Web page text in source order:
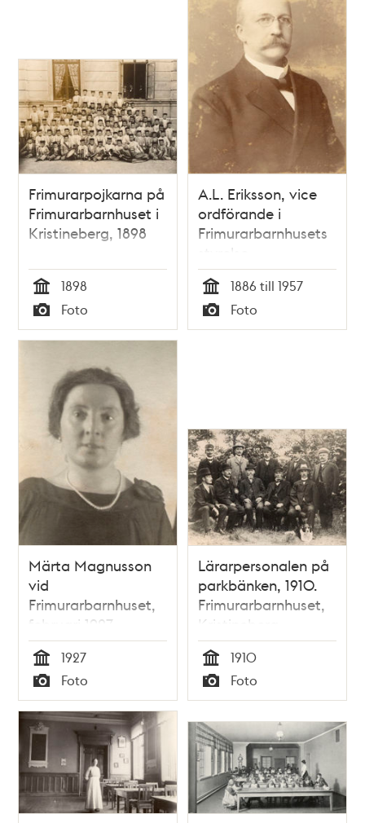
Frimurarpojkarna på
Frimurarbarnhuset i
Kristineberg, 1898
Tid
1898
Typ
Foto
A.L. Eriksson, vice
ordförande i
Frimurarbarnhusets
styrelse.
Tid
1886 till 1957
Typ
Foto
Märta Magnusson
vid
Frimurarbarnhuset,
februari 1927.
Tid
1927
Typ
Foto
Lärarpersonalen på
parkbänken, 1910.
Frimurarbarnhuset,
Kristineberg.
Tid
1910
Typ
Foto